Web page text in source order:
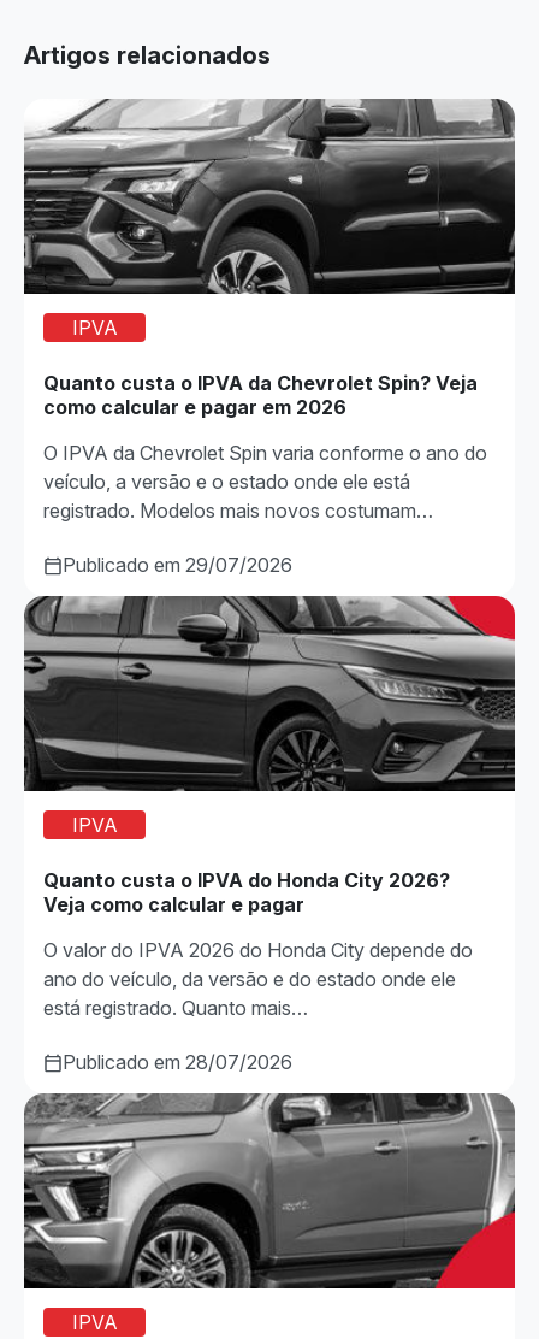
Artigos relacionados
IPVA
Quanto custa o IPVA da Chevrolet Spin? Veja
como calcular e pagar em 2026
O IPVA da Chevrolet Spin varia conforme o ano do
veículo, a versão e o estado onde ele está
registrado. Modelos mais novos costumam…
Publicado em 29/07/2026
IPVA
Quanto custa o IPVA do Honda City 2026?
Veja como calcular e pagar
O valor do IPVA 2026 do Honda City depende do
ano do veículo, da versão e do estado onde ele
está registrado. Quanto mais…
Publicado em 28/07/2026
IPVA